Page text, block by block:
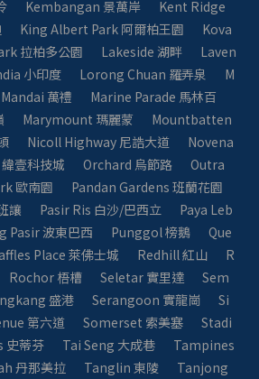
Kembangan 景萬岸
Kent Ridge
King Albert Park 阿爾柏王園
Kova
拉柏多公園 Lakeside 湖畔
Laven
小印度 Lorong Chuan 羅弄泉
M
Mandai 萬禮
Marine Parade 馬林百
Marymount 瑪麗蒙
Mountbatten
Nicoll Highway 尼誥大道
Novena
壹科技城 Orchard 烏節路
Outra
歐南園
Pandan Gardens 班蘭花園
讓
Pasir Ris 白沙/巴西立
Paya Leb
Pasir 波東巴西 Punggol 榜鵝
Que
Place 萊佛士城 Redhill 紅山
R
Rochor 梧槽 Seletar 實里達
Sem
盛港 Serangoon 實龍崗
Si
第六道 Somerset 索美塞
Stadi
史蒂芬 Tai Seng 大成巷
Tampines
丹那美拉 Tanglin 東陵
Tanjong